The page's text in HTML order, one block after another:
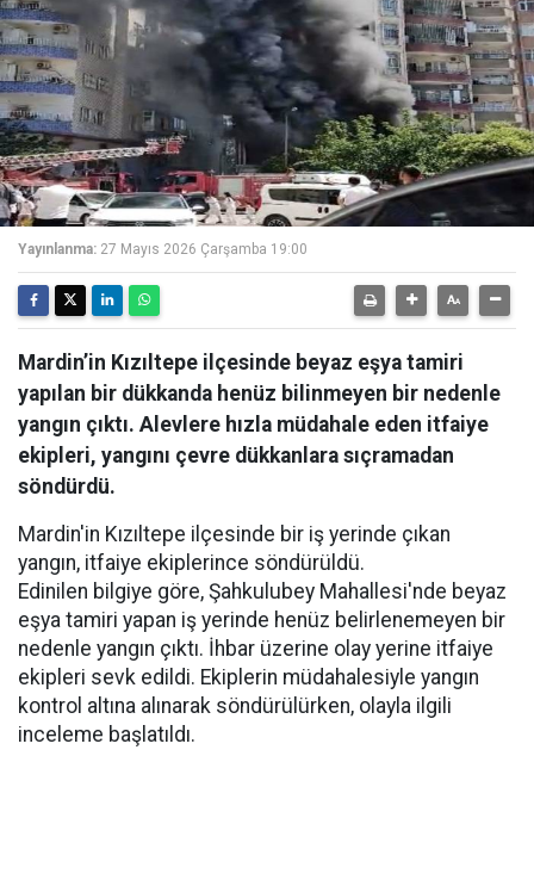
Yayınlanma: 27 Mayıs 2026 Çarşamba 19:00
Mardin’in Kızıltepe ilçesinde beyaz eşya tamiri
yapılan bir dükkanda henüz bilinmeyen bir nedenle
yangın çıktı. Alevlere hızla müdahale eden itfaiye
ekipleri, yangını çevre dükkanlara sıçramadan
söndürdü.
Mardin'in Kızıltepe ilçesinde bir iş yerinde çıkan
yangın, itfaiye ekiplerince söndürüldü.
Edinilen bilgiye göre, Şahkulubey Mahallesi'nde beyaz
eşya tamiri yapan iş yerinde henüz belirlenemeyen bir
nedenle yangın çıktı. İhbar üzerine olay yerine itfaiye
ekipleri sevk edildi. Ekiplerin müdahalesiyle yangın
kontrol altına alınarak söndürülürken, olayla ilgili
inceleme başlatıldı.